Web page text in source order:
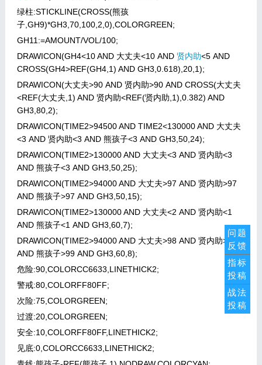
绿柱:STICKLINE(CROSS(熊孩
子,GH9)*GH3,70,100,2,0),COLORGREEN;
GH11:=AMOUNT/VOL/100;
DRAWICON(GH4<10 AND 大丈夫<10 AND 贤内助<5 AND
CROSS(GH4>REF(GH4,1) AND GH3,0.618),20,1);
DRAWICON(大丈夫>90 AND 贤内助>90 AND CROSS(大丈夫
<REF(大丈夫,1) AND 贤内助<REF(贤内助,1),0.382) AND
GH3,80,2);
DRAWICON(TIME2>94500 AND TIME2<130000 AND 大丈夫
<3 AND 贤内助<3 AND 熊孩子<3 AND GH3,50,24);
DRAWICON(TIME2>130000 AND 大丈夫<3 AND 贤内助<3
AND 熊孩子<3 AND GH3,50,25);
DRAWICON(TIME2>94000 AND 大丈夫>97 AND 贤内助>97
AND 熊孩子>97 AND GH3,50,15);
DRAWICON(TIME2>130000 AND 大丈夫<2 AND 贤内助<1
AND 熊孩子<1 AND GH3,60,7);
DRAWICON(TIME2>94000 AND 大丈夫>98 AND 贤内助>99
AND 熊孩子>99 AND GH3,60,8);
危险:90,COLORCC6633,LINETHICK2;
警戒:80,COLORFF80FF;
次险:75,COLORGREEN;
过渡:20,COLORGREEN;
安全:10,COLORFF80FF,LINETHICK2;
见底:0,COLORCC6633,LINETHICK2;
问题
反馈
指标
投稿
战法
投稿